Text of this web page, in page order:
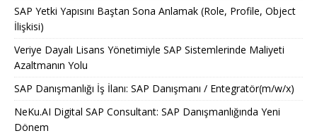
SAP Yetki Yapısını Baştan Sona Anlamak (Role, Profile, Object
İlişkisi)
Veriye Dayalı Lisans Yönetimiyle SAP Sistemlerinde Maliyeti
Azaltmanın Yolu
SAP Danışmanlığı İş İlanı: SAP Danışmanı / Entegratör(m/w/x)
NeKu.AI Digital SAP Consultant: SAP Danışmanlığında Yeni
Dönem